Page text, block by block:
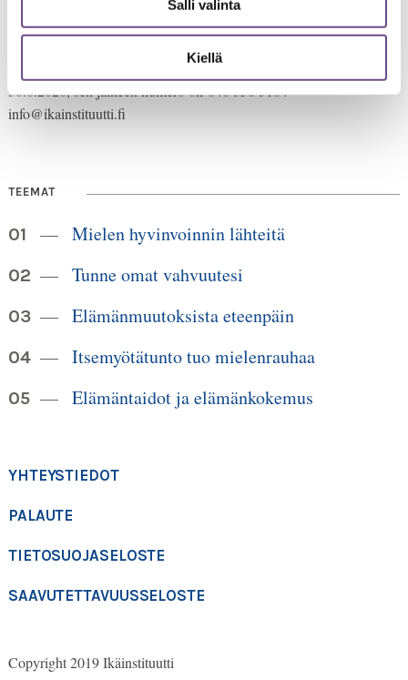
Salli valinta
Kiellä
Jämsänkatu 2
Lankanumeron käyttö loppuu
30.6.2026, sen jälkeen numero on 040 350 3104
info@ikainstituutti.fi
TEEMAT
Mielen hyvinvoinnin lähteitä
Tunne omat vahvuutesi
Elämänmuutoksista eteenpäin
Itsemyötätunto tuo mielenrauhaa
Elämäntaidot ja elämänkokemus
YHTEYSTIEDOT
PALAUTE
TIETOSUOJASELOSTE
SAAVUTETTAVUUSSELOSTE
Copyright 2019 Ikäinstituutti